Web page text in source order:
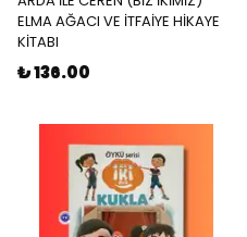
ELMA AĞACI VE İTFAİYE HİKAYE
KİTABI
₺ 136.00